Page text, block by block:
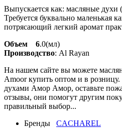
Выпускается как: масляные духи
Требуется буквально маленькая
потрясающий легкий аромат
Объем 6.0(мл)
Производство: Al Rayan
На нашем сайте вы можете
Amoor купить оптом и в
духами Амор Амор, оставьте
отзывы, они помогут другим
правильный выбор...
Бренды
CACHAREL